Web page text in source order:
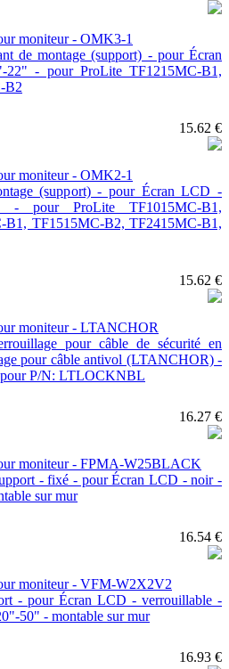
de montage (support) - pour Écran
- pour ProLite TF1215MC-B1,
B2
15.62 €
(support) - pour Écran LCD -
pour ProLite TF1015MC-B1,
B1, TF1515MC-B2, TF2415MC-B1,
15.62 €
pour câble de sécurité en
pour câble antivol (LTANCHOR) -
pour P/N: LTLOCKNBL
16.27 €
- fixé - pour Écran LCD - noir -
sur mur
16.54 €
- pour Écran LCD - verrouillable -
50" - montable sur mur
16.93 €